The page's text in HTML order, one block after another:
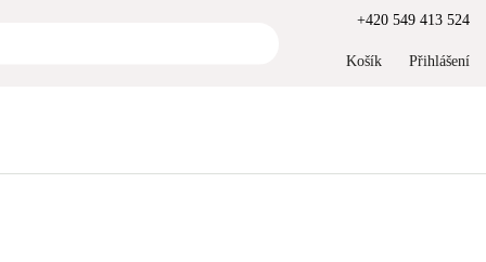
+420 549 413 524
Košík Přihlášení